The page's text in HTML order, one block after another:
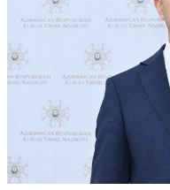
Çarpaz baxış
Siyasi
Geosiyasi
İqtisadi
Sosioloji
Araşdırma
Multimedia